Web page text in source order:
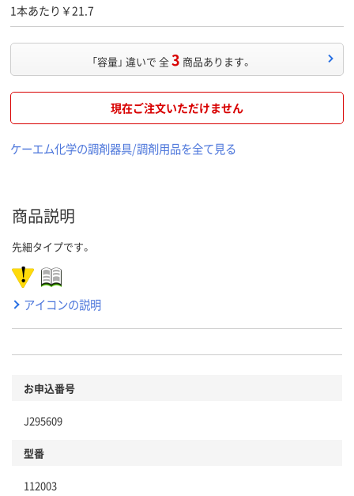
1本あたり￥21.7
「容量」 違いで 全3 商品あります。
現在ご注文いただけません
ケーエム化学の調剤器具/調剤用品を全て見る
商品説明
先細タイプです。
アイコンの説明
お申込番号
J295609
型番
112003